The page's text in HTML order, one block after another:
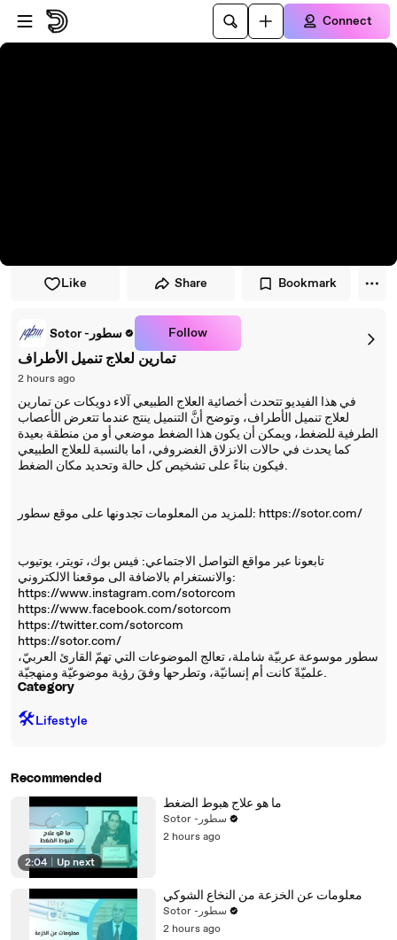
Skip to player
Skip to main content
Connect
Like Share Bookmark
Sotor -سطور Follow
تمارين لعلاج تنميل الأطراف
2 hours ago
في هذا الفيديو تتحدث أخصائية العلاج الطبيعي آلاء دويكات عن تمارين
لعلاج تنميل الأطراف، وتوضح أنَّ التنميل ينتج عندما تتعرض الأعصاب
الطرفية للضغط، ويمكن أن يكون هذا الضغط موضعي أو من منطقة بعيدة
كما يحدث في حالات الانزلاق الغضروفي، اما بالنسبة للعلاج الطبيعي
فيكون بناءً على تشخيص كل حالة وتحديد مكان الضغط.
للمزيد من المعلومات تجدونها على موقع سطور: https://sotor.com/
تابعونا عبر مواقع التواصل الاجتماعي: فيس بوك، تويتر، يوتيوب
والانستغرام بالاضافة الى موقعنا الالكتروني:
https://www.instagram.com/sotorcom
https://www.facebook.com/sotorcom
https://twitter.com/sotorcom
https://sotor.com/
سطور موسوعة عربيّة شاملة، تعالج الموضوعات التي تهمّ القارئ العربيّ،
علميّةً كانت أم إنسانيّة، وتطرحها وفقَ رؤية موضوعيّة ومنهجيّة.
Category
🛠️Lifestyle
Recommended
2:04 Up next
ما هو علاج هبوط الضغط
Sotor -سطور
2 hours ago
معلومات عن الخزعة من النخاع الشوكي
Sotor -سطور
2 hours ago